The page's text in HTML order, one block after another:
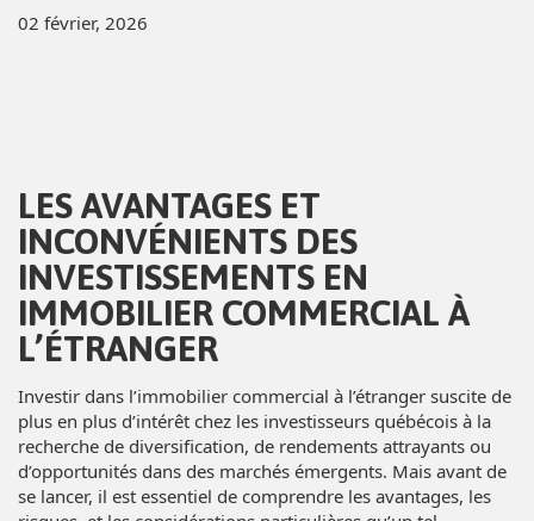
02 février, 2026
LES AVANTAGES ET
INCONVÉNIENTS DES
INVESTISSEMENTS EN
IMMOBILIER COMMERCIAL À
L’ÉTRANGER
Investir dans l’immobilier commercial à l’étranger suscite de
plus en plus d’intérêt chez les investisseurs québécois à la
recherche de diversification, de rendements attrayants ou
d’opportunités dans des marchés émergents. Mais avant de
se lancer, il est essentiel de comprendre les avantages, les